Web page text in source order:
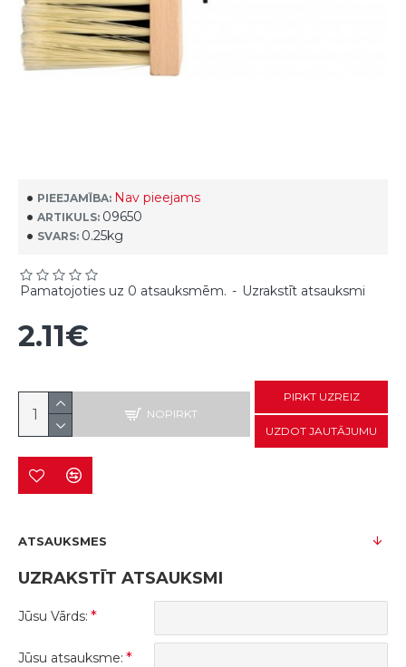
PIEEJAMĪBA: Nav pieejams
ARTIKULS: 09650
SVARS: 0.25kg
Pamatojoties uz 0 atsauksmēm. - Uzrakstīt atsauksmi
2.11€
NOPIRKT
PIRKT UZREIZ
UZDOT JAUTĀJUMU
ATSAUKSMES
UZRAKSTĪT ATSAUKSMI
Jūsu Vārds:
Jūsu atsauksme: